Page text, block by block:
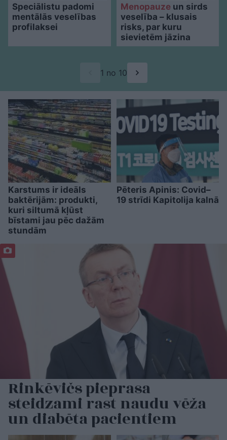
Speciālistu padomi
mentālās veselības
profilaksei
Menopauzeun sirds
veselība – klusais
risks, par kuru
sievietēm jāzina
1 no 10
Karstums ir ideāls
baktērijām: produkti,
kuri siltumā kļūst
bīstami jau pēc dažām
stundām
Pēteris Apinis: Covid–
19 strīdi Kapitolija kalnā
Rinkēvičs pieprasa
steidzami rast naudu vēža
un diabēta pacientiem